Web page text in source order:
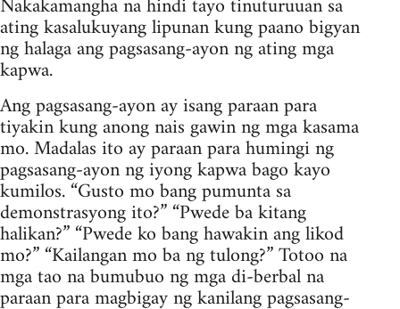
ating kasalukuyang lipunan kung paano bigyan
ng halaga ang pagsasang-ayon ng ating mga
kapwa.
Ang pagsasang-ayon ay isang paraan para
tiyakin kung anong nais gawin ng mga kasama
mo. Madalas ito ay paraan para humingi ng
pagsasang-ayon ng iyong kapwa bago kayo
kumilos. “Gusto mo bang pumunta sa
demonstrasyong ito?” “Pwede ba kitang
halikan?” “Pwede ko bang hawakin ang likod
mo?” “Kailangan mo ba ng tulong?” Totoo na
mga tao na bumubuo ng mga di-berbal na
paraan para magbigay ng kanilang pagsasang-